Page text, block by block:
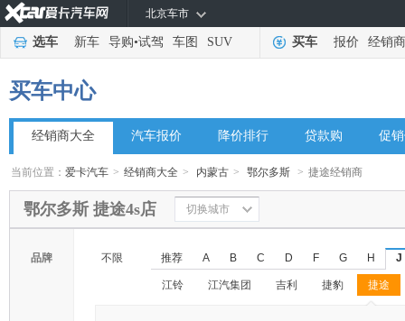
北京车市
选车 新车 导购•试驾 车图 SUV 买车 报价 经销商
买车中心
经销商大全 汽车报价 降价排行 贷款购 促
当前位置：爱卡汽车 > 经销商大全 > 内蒙古 > 鄂尔多斯 > 捷途经销商
鄂尔多斯 捷途4s店 切换城市
品牌 不限 推荐 A B C D F G H J
江铃 江汽集团 吉利 捷豹 捷途
◆
◆